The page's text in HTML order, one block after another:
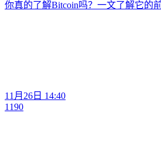
你真的了解Bitcoin吗？一文了解它的
11月26日 14:40
1190